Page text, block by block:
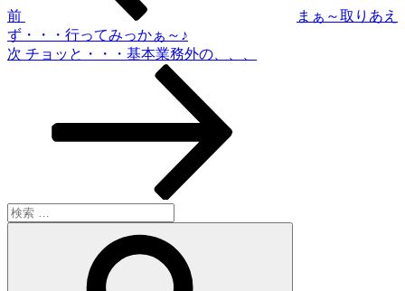
ゲ
ー
前
まぁ～取りあえ
ず・・・行ってみっかぁ～♪
次
次 チョッと・・・基本業務外の、、、
検
索: